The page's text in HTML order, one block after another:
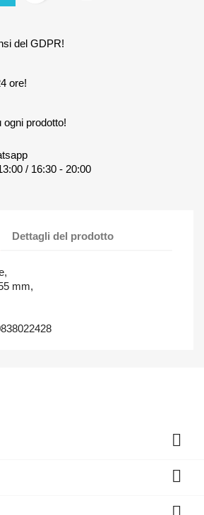
del GDPR!
ore!
ogni prodotto!
/ 16:30 - 20:00
Dettagli del prodotto
mm,

